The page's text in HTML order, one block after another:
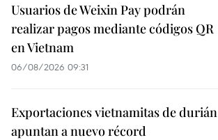
Usuarios de Weixin Pay podrán
realizar pagos mediante códigos QR
en Vietnam
06/08/2026 09:31
Exportaciones vietnamitas de durián
apuntan a nuevo récord